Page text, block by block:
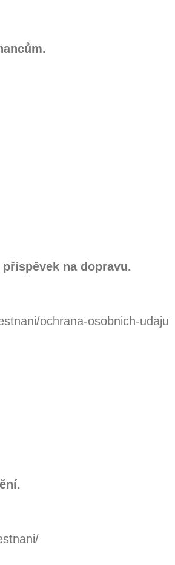
na dopravu.
ochrana-osobnich-udaju